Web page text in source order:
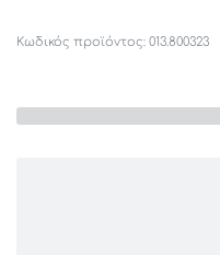
013.800323